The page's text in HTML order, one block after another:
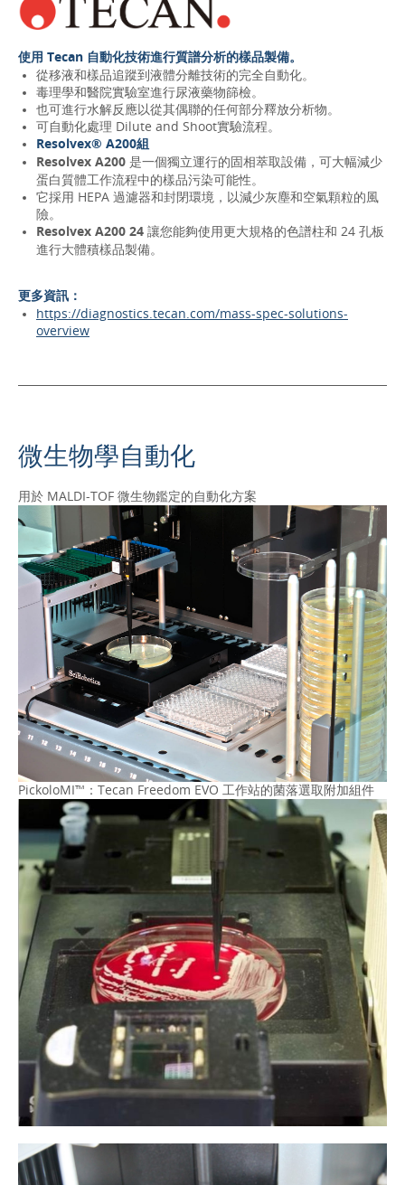
使用 Tecan 自動化技術進行質譜分析的樣品製備。
從移液和樣品追蹤到液體分離技術的完全自動化。
毒理學和醫院實驗室進行尿液藥物篩檢。
也可進行水解反應以從其偶聯的任何部分釋放分析物。
可自動化處理 Dilute and Shoot實驗流程。
Resolvex® A200組
Resolvex A200 是一個獨立運行的固相萃取設備，可大幅減少
蛋白質體工作流程中的樣品污染可能性。
它採用 HEPA 過濾器和封閉環境，以減少灰塵和空氣顆粒的風
險。
Resolvex A200 24 讓您能夠使用更大規格的色譜柱和 24 孔板
進行大體積樣品製備。
更多資訊：
https://diagnostics.tecan.com/mass-spec-solutions-
overview
微生物學自動化
用於 MALDI-TOF 微生物鑑定的自動化方案
PickoloMI™：Tecan Freedom EVO 工作站的菌落選取附加組件